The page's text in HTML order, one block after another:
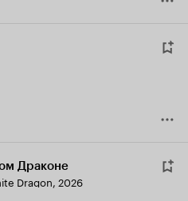
Драконе
Dragon, 2026